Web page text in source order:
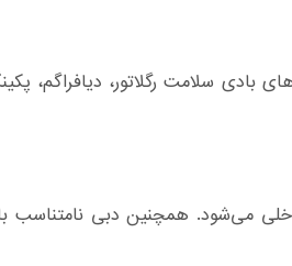
بادی سلامت رگلاتور، دیافراگم،
می‌شود. همچنین دبی